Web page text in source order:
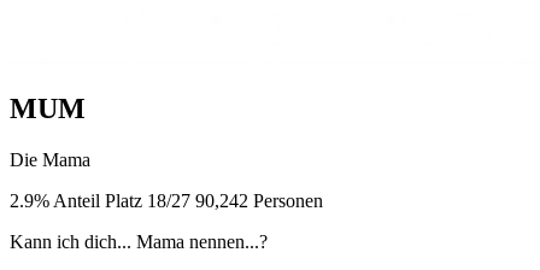
MUM
Die Mama
2.9% Anteil Platz 18/27 90,242 Personen
Kann ich dich... Mama nennen...?